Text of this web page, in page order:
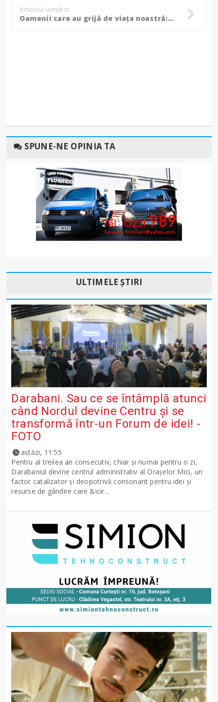
Articolul următor
Oamenii care au grijă de viața noastră: ”În timp ce alții dorm, sărbătoresc sau petrec timp cu familia, eu sunt la datorie!”
SPUNE-NE OPINIA TA
ULTIMELE ȘTIRI
Darabani. Sau ce se întâmplă atunci
când Nordul devine Centru și se
transformă într-un Forum de idei! -
FOTO
astăzi, 11:55
Pentru al treilea an consecutiv, chiar și numai pentru o zi,
Darabaniul devine centrul administrativ al Orașelor Mici, un
factor catalizator și deopotrivă consonant pentru idei și
resurse de gândire care &icir...